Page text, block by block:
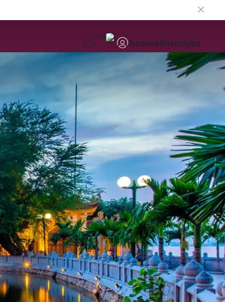
PT AcessarInscrição